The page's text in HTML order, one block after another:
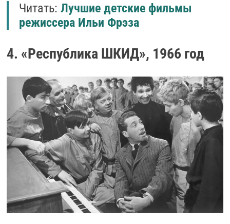
Читать: Лучшие детские фильмы
режиссера Ильи Фрэза
4. «Республика ШКИД», 1966 год